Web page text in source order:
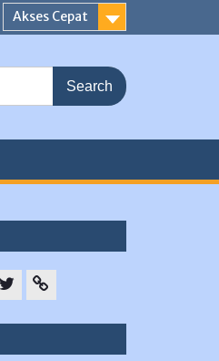
Akses Cepat